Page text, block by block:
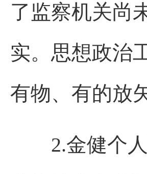
了监察机关尚
实。思想政治
有物、有的放
2.金健个